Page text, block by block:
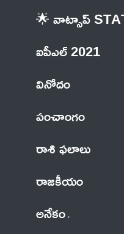
🌟 వాట్సాప్
ఐపీఎల్ 2021
వినోదం
పంచాంగం
రాశి ఫలాలు
రాజకీయం
అనేకం